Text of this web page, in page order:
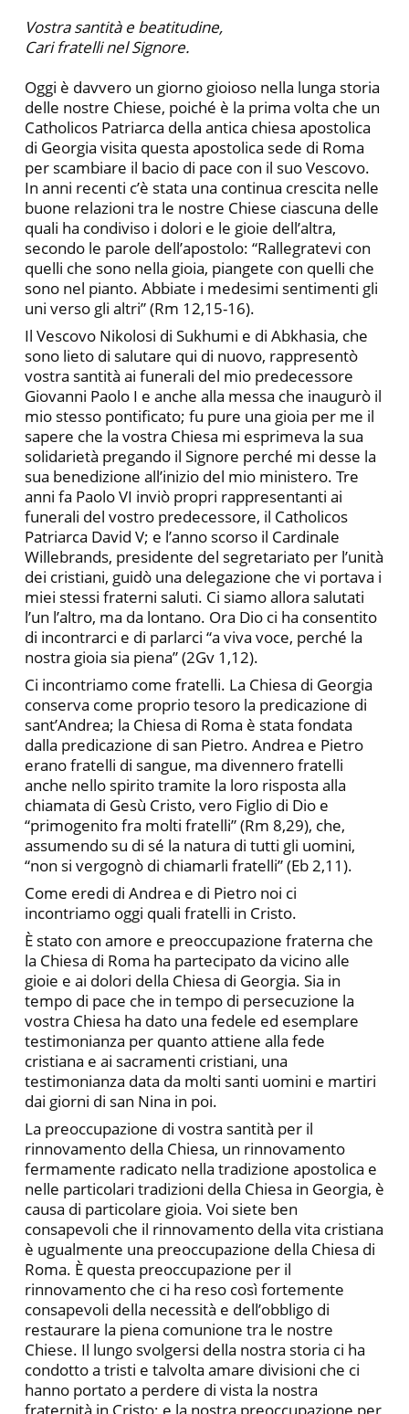
Vostra santità e beatitudine,
Cari fratelli nel Signore.
Oggi è davvero un giorno gioioso nella lunga storia
delle nostre Chiese, poiché è la prima volta che un
Catholicos Patriarca della antica chiesa apostolica
di Georgia visita questa apostolica sede di Roma
per scambiare il bacio di pace con il suo Vescovo.
In anni recenti c’è stata una continua crescita nelle
buone relazioni tra le nostre Chiese ciascuna delle
quali ha condiviso i dolori e le gioie dell’altra,
secondo le parole dell’apostolo: “Rallegratevi con
quelli che sono nella gioia, piangete con quelli che
sono nel pianto. Abbiate i medesimi sentimenti gli
uni verso gli altri” (Rm 12,15-16).
Il Vescovo Nikolosi di Sukhumi e di Abkhasia, che
sono lieto di salutare qui di nuovo, rappresentò
vostra santità ai funerali del mio predecessore
Giovanni Paolo I e anche alla messa che inaugurò il
mio stesso pontificato; fu pure una gioia per me il
sapere che la vostra Chiesa mi esprimeva la sua
solidarietà pregando il Signore perché mi desse la
sua benedizione all’inizio del mio ministero. Tre
anni fa Paolo VI inviò propri rappresentanti ai
funerali del vostro predecessore, il Catholicos
Patriarca David V; e l’anno scorso il Cardinale
Willebrands, presidente del segretariato per l’unità
dei cristiani, guidò una delegazione che vi portava i
miei stessi fraterni saluti. Ci siamo allora salutati
l’un l’altro, ma da lontano. Ora Dio ci ha consentito
di incontrarci e di parlarci “a viva voce, perché la
nostra gioia sia piena” (2Gv 1,12).
Ci incontriamo come fratelli. La Chiesa di Georgia
conserva come proprio tesoro la predicazione di
sant’Andrea; la Chiesa di Roma è stata fondata
dalla predicazione di san Pietro. Andrea e Pietro
erano fratelli di sangue, ma divennero fratelli
anche nello spirito tramite la loro risposta alla
chiamata di Gesù Cristo, vero Figlio di Dio e
“primogenito fra molti fratelli” (Rm 8,29), che,
assumendo su di sé la natura di tutti gli uomini,
“non si vergognò di chiamarli fratelli” (Eb 2,11).
Come eredi di Andrea e di Pietro noi ci
incontriamo oggi quali fratelli in Cristo.
È stato con amore e preoccupazione fraterna che
la Chiesa di Roma ha partecipato da vicino alle
gioie e ai dolori della Chiesa di Georgia. Sia in
tempo di pace che in tempo di persecuzione la
vostra Chiesa ha dato una fedele ed esemplare
testimonianza per quanto attiene alla fede
cristiana e ai sacramenti cristiani, una
testimonianza data da molti santi uomini e martiri
dai giorni di san Nina in poi.
La preoccupazione di vostra santità per il
rinnovamento della Chiesa, un rinnovamento
fermamente radicato nella tradizione apostolica e
nelle particolari tradizioni della Chiesa in Georgia, è
causa di particolare gioia. Voi siete ben
consapevoli che il rinnovamento della vita cristiana
è ugualmente una preoccupazione della Chiesa di
Roma. È questa preoccupazione per il
rinnovamento che ci ha reso così fortemente
consapevoli della necessità e dell’obbligo di
restaurare la piena comunione tra le nostre
Chiese. Il lungo svolgersi della nostra storia ci ha
condotto a tristi e talvolta amare divisioni che ci
hanno portato a perdere di vista la nostra